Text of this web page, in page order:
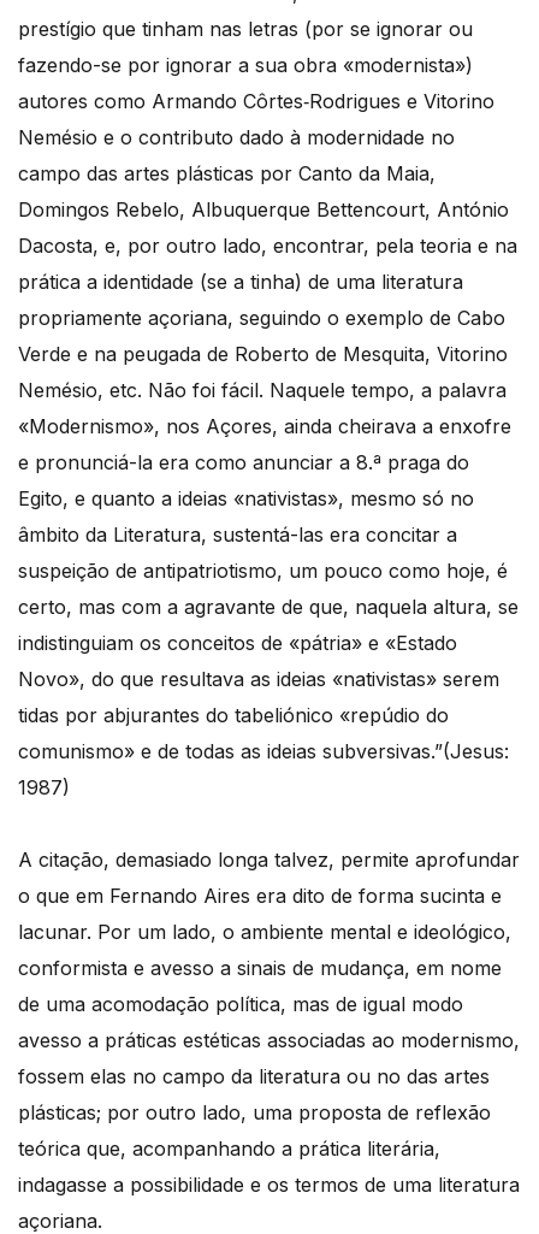
prestígio que tinham nas letras (por se ignorar ou
fazendo-se por ignorar a sua obra «modernista»)
autores como Armando Côrtes‑Rodrigues e Vitorino
Nemésio e o contributo dado à modernidade no
campo das artes plásticas por Canto da Maia,
Domingos Rebelo, Albuquerque Bettencourt, António
Dacosta, e, por outro lado, encontrar, pela teoria e na
prática a identidade (se a tinha) de uma literatura
propriamente açoriana, seguindo o exemplo de Cabo
Verde e na peugada de Roberto de Mesquita, Vitorino
Nemésio, etc. Não foi fácil. Naquele tempo, a palavra
«Modernismo», nos Açores, ainda cheirava a enxofre
e pronunciá-la era como anunciar a 8.ª praga do
Egito, e quanto a ideias «nativistas», mesmo só no
âmbito da Literatura, sustentá-las era concitar a
suspeição de antipatriotismo, um pouco como hoje, é
certo, mas com a agravante de que, naquela altura, se
indistinguiam os conceitos de «pátria» e «Estado
Novo», do que resultava as ideias «nativistas» serem
tidas por abjurantes do tabeliónico «repúdio do
comunismo» e de todas as ideias subversivas.”(Jesus:
1987)
A citação, demasiado longa talvez, permite aprofundar
o que em Fernando Aires era dito de forma sucinta e
lacunar. Por um lado, o ambiente mental e ideológico,
conformista e avesso a sinais de mudança, em nome
de uma acomodação política, mas de igual modo
avesso a práticas estéticas associadas ao modernismo,
fossem elas no campo da literatura ou no das artes
plásticas; por outro lado, uma proposta de reflexão
teórica que, acompanhando a prática literária,
indagasse a possibilidade e os termos de uma literatura
açoriana.